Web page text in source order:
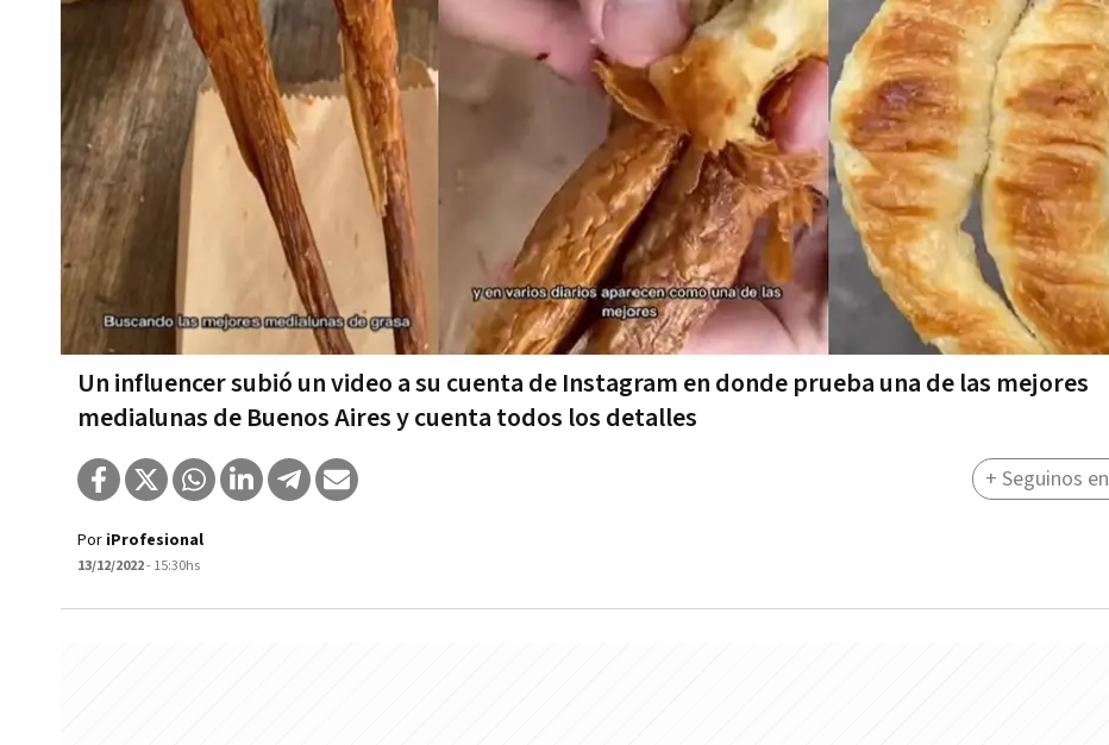
Un influencer subió un video a su cuenta de Instagram en donde prueba una de las mejores
medialunas de Buenos Aires y cuenta todos los detalles
Por iProfesional
13/12/2022- 15:30hs
+ Seguinos en